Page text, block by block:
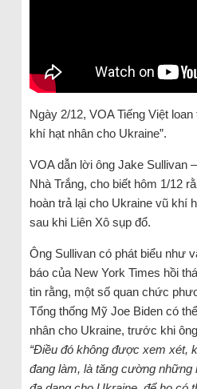
Ngày 2/12, VOA Tiếng Việt
khí hạt nhân cho Ukraine”.
VOA dẫn lời ông Jake Sullivan
Nhà Trắng, cho biết hôm 1/12
hoàn trả lại cho Ukraine vũ khí
sau khi Liên Xô sụp đổ.
Ông Sullivan có phát biểu như
báo của New York Times hồi
tin rằng, một số quan chức
Tổng thống Mỹ Joe Biden có
nhân cho Ukraine, trước khi
“Điều đó không được xem xét,
đang làm, là tăng cường